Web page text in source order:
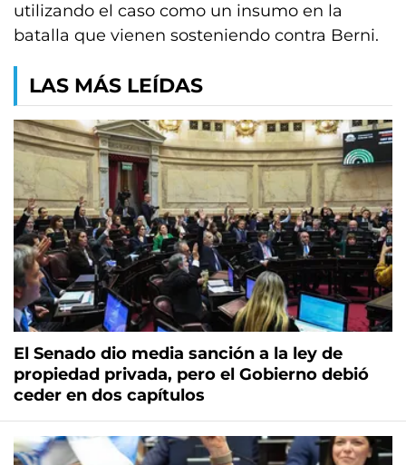
utilizando el caso como un insumo en la
batalla que vienen sosteniendo contra Berni.
LAS MÁS LEÍDAS
El Senado dio media sanción a la ley de
propiedad privada, pero el Gobierno debió
ceder en dos capítulos